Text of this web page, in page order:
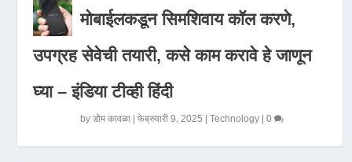
मोबाईलकडून सिमशिवाय कॉल करणे,
उपग्रह सेवेची तयारी, कसे काम करावे हे जाणून
घ्या – इंडिया टीव्ही हिंदी
byडोम कावळा |फेब्रुवारी 9, 2025 |Technology |0